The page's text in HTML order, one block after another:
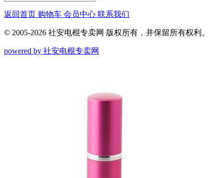
返回首页 购物车 会员中心 联系我们
© 2005-2026 社安电棍专卖网 版权所有，并保留所有权利。
powered by 社安电棍专卖网